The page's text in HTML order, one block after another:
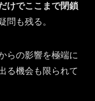
けでここまで閉鎖
問も残る。
らの影響を極端に
る機会も限られて